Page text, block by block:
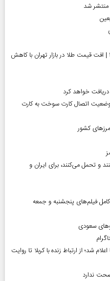
شد
قیمت طلا و سکه امروز ۱۱ مرداد ۱۴۰۵ | افت قیمت طلا در بازار تهران با کاهش
خواهد کرد
وضعیت اتصال کارت سوخت به کارت
و تحمل می‌کنند، برای ایران و
فیلم‌های پنجشنبه و جمعه
سعودی
شد؛ از ارتباط زنده با کربلا تا روایت
ندارد